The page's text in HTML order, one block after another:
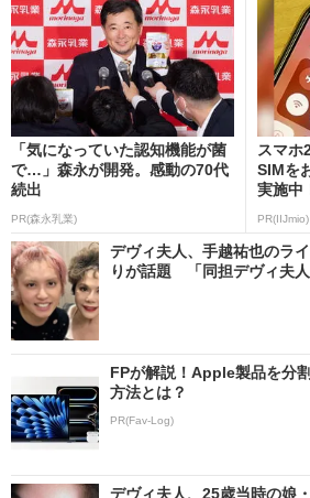
「気になっていた認知機能が菌
で…」森永が開発。感動の70代
続出
PR(森永乳業)
スマホ
SIMを
実施中
PR(IIJmio)
デヴィ夫人、手越祐也のラ
りが話題 「同担デヴィ夫
FPが解説！Apple製品を分
方法とは？
PR(Fav-Log)
デヴィ夫人、25歳当時の娘